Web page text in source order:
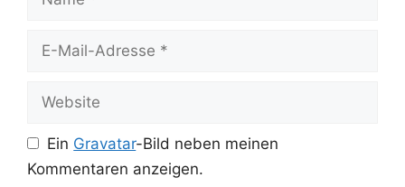
Website
Ein Gravatar-Bild neben meinen
Kommentaren anzeigen.